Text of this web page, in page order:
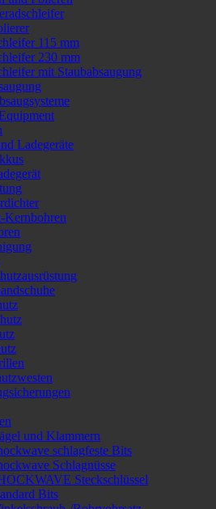
115 mm
230 mm
mit Staubabsaugung
Ladegeräte
Kernbohren
und Klammern
schlagfeste Bits
Schlagnüsse
Steckschlüssel
Bits